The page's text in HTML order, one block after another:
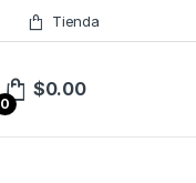
Tienda
0
$0.00